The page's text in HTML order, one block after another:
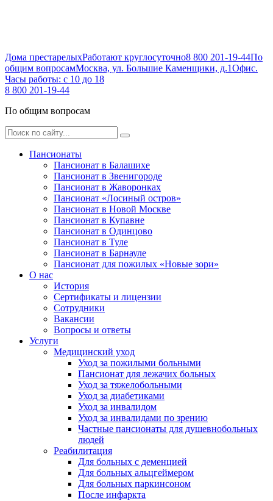
Дома престарелыхРаботают круглосуточно8 800 201-19-44По
общим вопросамМосква, ул. Большие Каменщики, д.1Офис.
Часы работы: с 10 до 18
8 800 201-19-44
По общим вопросам
Пансионаты
Пансионат в Балашихе
Пансионат в Звенигороде
Пансионат в Жаворонках
Пансионат «Лосиный остров»
Пансионат в Новой Москве
Пансионат в Купавне
Пансионат в Одинцово
Пансионат в Туле
Пансионат в Барнауле
Пансионат для пожилых «Новые зори»
О нас
История
Сертификаты и лицензии
Сотрудники
Вакансии
Вопросы и ответы
Услуги
Медицинский уход
Уход за пожилыми больными
Пансионат для лежачих больных
Уход за тяжелобольными
Уход за диабетиками
Уход за инвалидом
Уход за инвалидами по зрению
Частные пансионаты для душевнобольных
людей
Реабилитация
Для больных с деменцией
Для больных альцгеймером
Для больных паркинсоном
После инфаркта